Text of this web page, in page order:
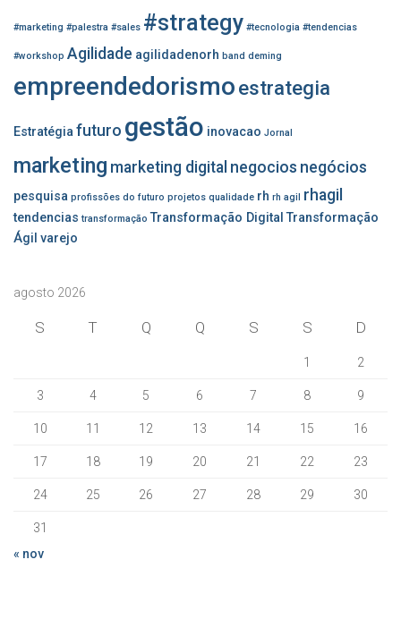
#marketing #palestra #sales #strategy #tecnologia #tendencias
#workshop Agilidade agilidadenorh band deming
empreendedorismoestrategia
Estratégiafuturo gestão inovacao Jornal
marketing marketing digital negocios negócios
pesquisa profissões do futuro projetos qualidade rh rh agil rhagil
tendencias transformação Transformação Digital Transformação
Ágil varejo
agosto 2026
S T Q Q S S D
1 2
3 4 5 6 7 8 9
10 11 12 13 14 15 16
17 18 19 20 21 22 23
24 25 26 27 28 29 30
31
« nov